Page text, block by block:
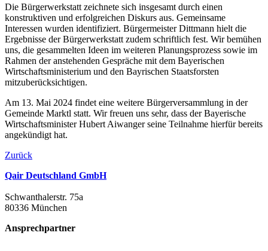
Die Bürgerwerkstatt zeichnete sich insgesamt durch einen
konstruktiven und erfolgreichen Diskurs aus. Gemeinsame
Interessen wurden identifiziert. Bürgermeister Dittmann hielt die
Ergebnisse der Bürgerwerkstatt zudem schriftlich fest. Wir bemühen
uns, die gesammelten Ideen im weiteren Planungsprozess sowie im
Rahmen der anstehenden Gespräche mit dem Bayerischen
Wirtschaftsministerium und den Bayrischen Staatsforsten
mitzuberücksichtigen.
Am 13. Mai 2024 findet eine weitere Bürgerversammlung in der
Gemeinde Marktl statt. Wir freuen uns sehr, dass der Bayerische
Wirtschaftsminister Hubert Aiwanger seine Teilnahme hierfür bereits
angekündigt hat.
Zurück
Qair Deutschland GmbH
Schwanthalerstr. 75a
80336 München
Ansprechpartner